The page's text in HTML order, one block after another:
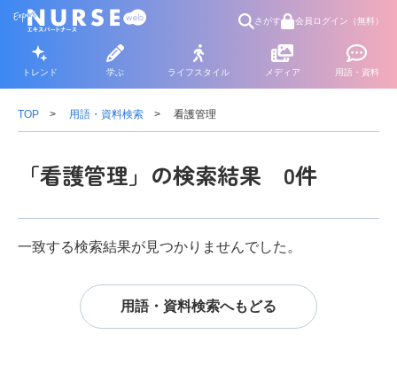
さがす 会員ログイン（無料）
トレンド 学ぶ ライフスタイル メディア 用語・資料
TOP 用語・資料検索 看護管理
「看護管理」の検索結果 0件
一致する検索結果が見つかりませんでした。
用語・資料検索へもどる